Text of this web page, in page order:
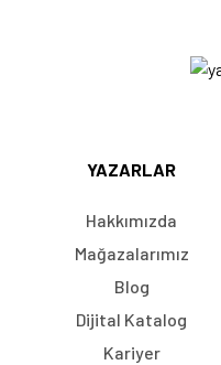
YAZARLAR
Hakkımızda
Mağazalarımız
Blog
Dijital Katalog
Kariyer